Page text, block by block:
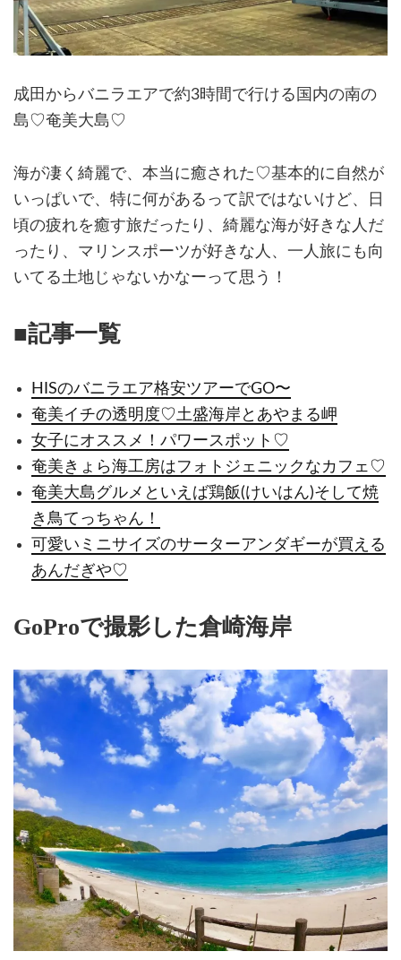
成田からバニラエアで約3時間で行ける国内の南の
島♡奄美大島♡
海が凄く綺麗で、本当に癒された♡基本的に自然が
いっぱいで、特に何があるって訳ではないけど、日
頃の疲れを癒す旅だったり、綺麗な海が好きな人だ
ったり、マリンスポーツが好きな人、一人旅にも向
いてる土地じゃないかなーって思う！
■記事一覧
HISのバニラエア格安ツアーでGO〜
奄美イチの透明度♡土盛海岸とあやまる岬
女子にオススメ！パワースポット♡
奄美きょら海工房はフォトジェニックなカフェ♡
奄美大島グルメといえば鶏飯(けいはん)そして焼
き鳥てっちゃん！
可愛いミニサイズのサーターアンダギーが買える
あんだぎや♡
GoProで撮影した倉崎海岸